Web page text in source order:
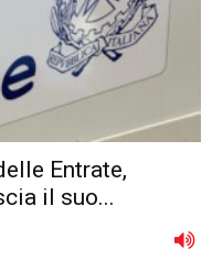
Entrate,
il suo...